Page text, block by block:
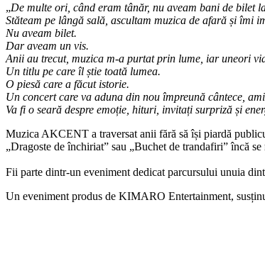
„De multe ori, când eram tânăr, nu aveam bani de bilet
Stăteam pe lângă sală, ascultam muzica de afară și îmi
Nu aveam bilet.
Dar aveam un vis.
Anii au trecut, muzica m-a purtat prin lume, iar uneori
Un titlu pe care îl știe toată lumea.
O piesă care a făcut istorie.
Un concert care va aduna din nou împreună cântece,
Va fi o seară despre emoție, hituri, invitați surpriză și
Muzica AKCENT a traversat anii fără să își piardă
„Dragoste de închiriat” sau „Buchet de trandafiri” încă
Fii parte dintr-un eveniment dedicat parcursului unuia
Un eveniment produs de KIMARO Entertainment,